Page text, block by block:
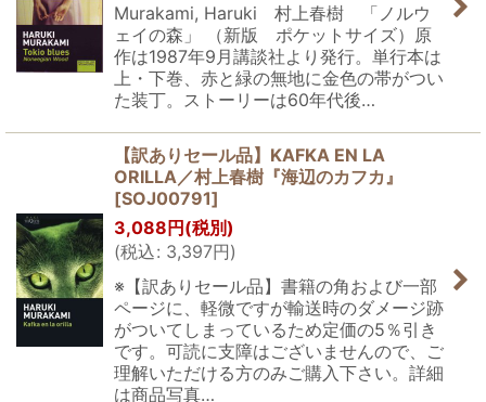
Murakami, Haruki 村上春樹 「ノルウ
ェイの森」 （新版 ポケットサイズ）原
作は1987年9月講談社より発行。単行本は
上・下巻、赤と緑の無地に金色の帯がつい
た装丁。ストーリーは60年代後…
【訳ありセール品】KAFKA EN LA
ORILLA／村上春樹『海辺のカフカ』
[SOJ00791]
3,088 円 (税別)
(税込: 3,397円)
※【訳ありセール品】書籍の角および一部
ページに、軽微ですが輸送時のダメージ跡
がついてしまっているため定価の5％引き
です。可読に支障はございませんので、ご
理解いただける方のみご購入下さい。詳細
は商品写真…